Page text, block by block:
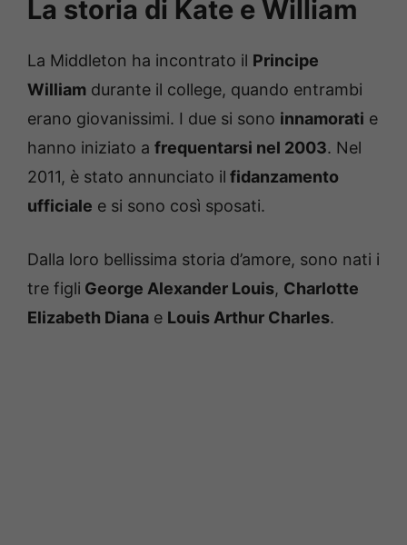
La storia di Kate e William
La Middleton ha incontrato il Principe
William durante il college, quando entrambi
erano giovanissimi. I due si sono innamorati e
hanno iniziato a frequentarsi nel 2003. Nel
2011, è stato annunciato il fidanzamento
ufficiale e si sono così sposati.
Dalla loro bellissima storia d’amore, sono nati i
tre figli George Alexander Louis, Charlotte
Elizabeth Diana e Louis Arthur Charles.